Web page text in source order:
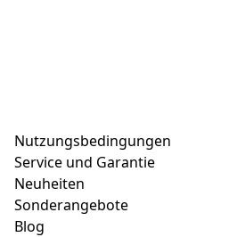
Nutzungsbedingungen
Service und Garantie
Neuheiten
Sonderangebote
Blog